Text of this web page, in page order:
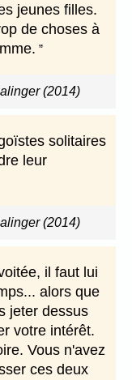
jeunes filles.
de choses à
(2014)
solitaires
leur
(2014)
il faut lui
alors que
jeter dessus
votre intérêt.
Vous n'avez
ces deux